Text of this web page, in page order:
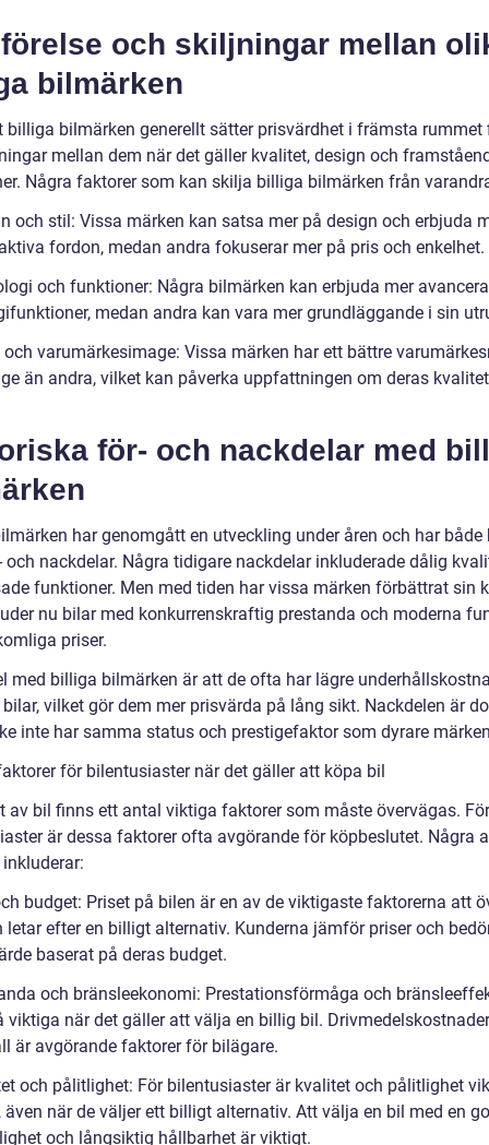
och skiljningar mellan
bilmärken
billiga bilmärken generellt sätter prisvärdhet i främsta rummet
mellan dem när det gäller kvalitet, design och
Några faktorer som kan skilja billiga bilmärken från
och stil: Vissa märken kan satsa mer på design och erbjuda
fordon, medan andra fokuserar mer på pris och enkelhet.
och funktioner: Några bilmärken kan erbjuda mer
medan andra kan vara mer grundläggande i sin
och varumärkesimage: Vissa märken har ett bättre
än andra, vilket kan påverka uppfattningen om deras
för- och nackdelar med
har genomgått en utveckling under åren och har både
och nackdelar. Några tidigare nackdelar inkluderade dålig
funktioner. Men med tiden har vissa märken förbättrat sin
nu bilar med konkurrenskraftig prestanda och moderna
priser.
med billiga bilmärken är att de ofta har lägre
vilket gör dem mer prisvärda på lång sikt. Nackdelen är
inte har samma status och prestigefaktor som dyrare
för bilentusiaster när det gäller att köpa bil
av bil finns ett antal viktiga faktorer som måste övervägas. För
är dessa faktorer ofta avgörande för köpbeslutet. Några
budget: Priset på bilen är en av de viktigaste faktorerna att
letar efter en billigt alternativ. Kunderna jämför priser och
baserat på deras budget.
och bränsleekonomi: Prestationsförmåga och
viktiga när det gäller att välja en billig bil.
är avgörande faktorer för bilägare.
och pålitlighet: För bilentusiaster är kvalitet och pålitlighet
även när de väljer ett billigt alternativ. Att välja en bil med en
och långsiktig hållbarhet är viktigt.